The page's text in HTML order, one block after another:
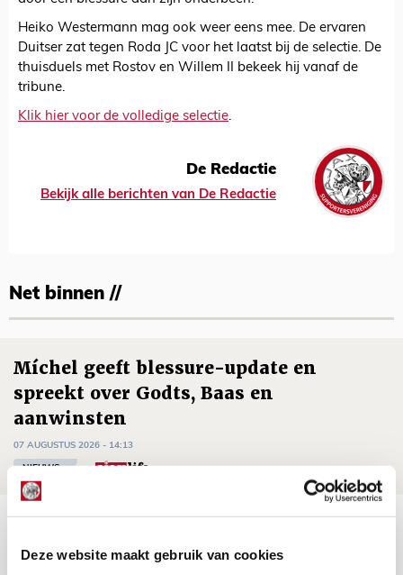
Deze website maakt gebruik van cookies
Heiko Westermann mag ook weer eens mee. De ervaren
Duitser zat tegen Roda JC voor het laatst bij de selectie. De
thuisduels met Rostov en Willem II bekeek hij vanaf de
tribune.
Klik hier voor de volledige selectie.
De Redactie
Bekijk alle berichten van De Redactie
Net binnen //
Míchel geeft blessure-update en
spreekt over Godts, Baas en
aanwinsten
07 AUGUSTUS 2026 - 14:13
NIEUWS
Volop enthousiasme in fotoverslag van
Europees treffen met Shelbourne